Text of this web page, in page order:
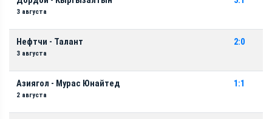
3 августа
Нефтчи - Талант
3 августа
2:0
Азиягол - Мурас Юнайтед
2 августа
1:1